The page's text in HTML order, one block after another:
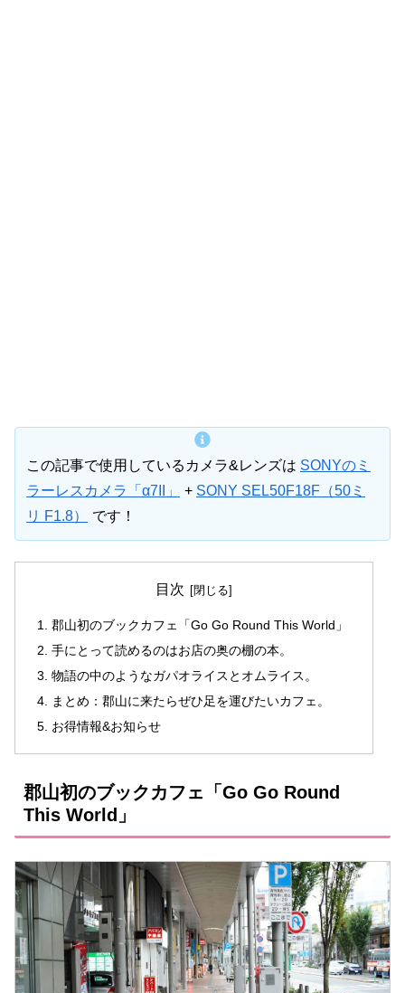
この記事で使用しているカメラ&レンズは SONYのミ
ラーレスカメラ「α7II」
+ SONY SEL50F18F（50ミ
リ F1.8）
です！
目次
郡山初のブックカフェ「Go Go Round This World」
手にとって読めるのはお店の奥の棚の本。
物語の中のようなガパオライスとオムライス。
まとめ：郡山に来たらぜひ足を運びたいカフェ。
お得情報&お知らせ
郡山初のブックカフェ「Go Go Round
This World」